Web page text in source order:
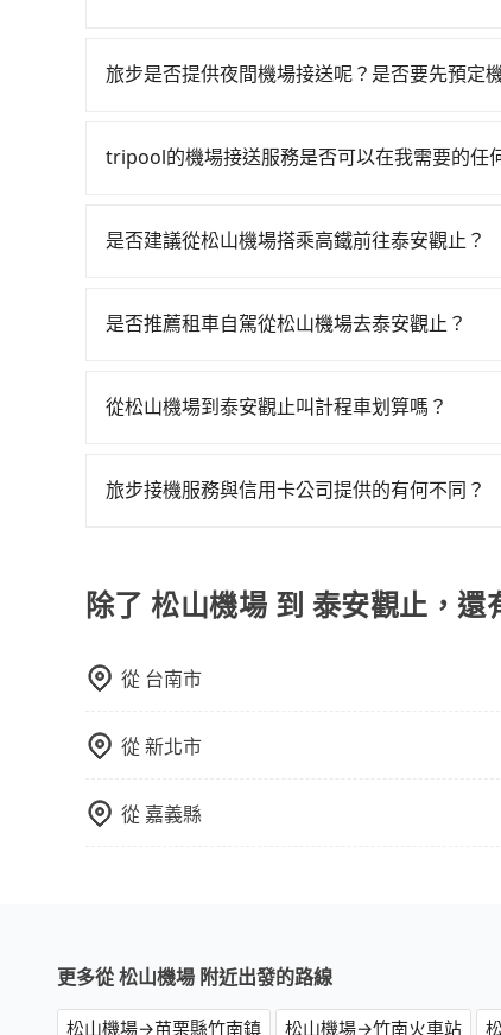
的，相比於旅步提供的固定車資模式，除了能
旅步是否提供夜間機場接送呢？是否要先預定
約，旅步會幫安您調度專屬服務的司機及車輛
tripool的機場接送服務是否可以在我需要的任
前一晚的20:00，我們也會提供您服務司機和
是否建議從松山機場搭乘高鐵前往泰安觀止？
最多有30班次高鐵可搭乘。假設從松山機場 (
小黃後約花36分鐘、車費900元後，抵達泰安
費26分鐘在轉乘與等車上，現在還不馬上來
是否推薦租車自駕從松山機場去泰安觀止？
天就要來回，那在台北路邊可隨租隨借的
進去，但額外的汽車保險與可能的罰單都需自
還車時卻偏偏找不到停車位，對於急著用車或
天或者載行李時，就顯得非常不便。
從松山機場到泰安觀止叫計程車划算嗎？
到車，也可考慮打電話至松山機場附近的計程
旅步接機服務與信用卡公司提供的有何不同？
外，旅步的司機都是經過嚴格篩選和培訓的專
除了 松山機場 到 泰安觀止，
從 台南市
從新北市
從 嘉義縣
更多從 松山機場 附近出發的路線
松山機場→苗栗縣竹南鎮 松山機場→竹南火車站